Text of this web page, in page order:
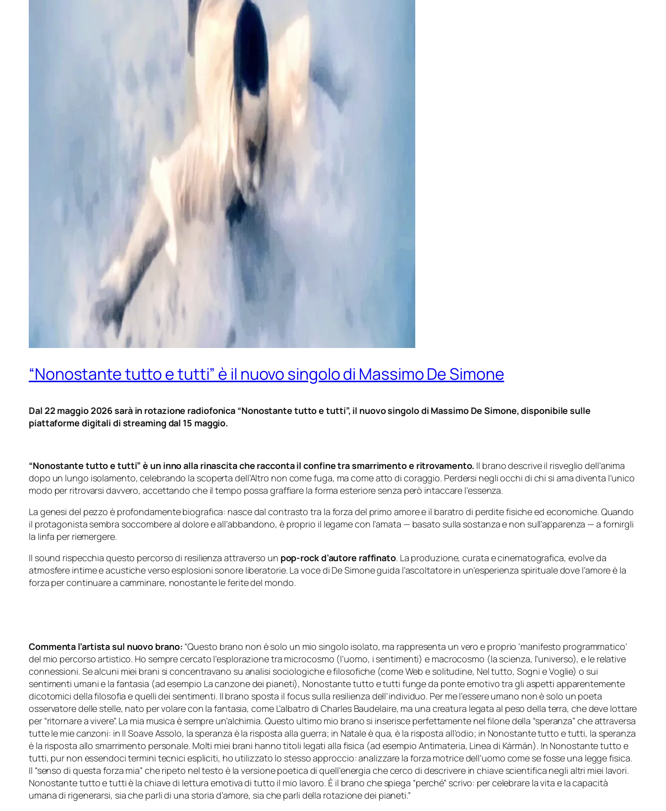
“Nonostante tutto e tutti” è il nuovo singolo di Massimo De Simone
Dal 22 maggio 2026 sarà in rotazione radiofonica “Nonostante tutto e tutti”, il nuovo singolo di Massimo De Simone, disponibile sulle
piattaforme digitali di streaming dal 15 maggio.
“Nonostante tutto e tutti” è un inno alla rinascita che racconta il confine tra smarrimento e ritrovamento. Il brano descrive il risveglio dell’anima
dopo un lungo isolamento, celebrando la scoperta dell’Altro non come fuga, ma come atto di coraggio. Perdersi negli occhi di chi si ama diventa l’unico
modo per ritrovarsi davvero, accettando che il tempo possa graffiare la forma esteriore senza però intaccare l’essenza.
La genesi del pezzo è profondamente biografica: nasce dal contrasto tra la forza del primo amore e il baratro di perdite fisiche ed economiche. Quando
il protagonista sembra soccombere al dolore e all’abbandono, è proprio il legame con l’amata — basato sulla sostanza e non sull’apparenza — a fornirgli
la linfa per riemergere.
Il sound rispecchia questo percorso di resilienza attraverso un pop-rock d’autore raffinato. La produzione, curata e cinematografica, evolve da
atmosfere intime e acustiche verso esplosioni sonore liberatorie. La voce di De Simone guida l’ascoltatore in un’esperienza spirituale dove l’amore è la
forza per continuare a camminare, nonostante le ferite del mondo.
Commenta l’artista sul nuovo brano: “Questo brano non è solo un mio singolo isolato, ma rappresenta un vero e proprio ‘manifesto programmatico’
del mio percorso artistico. Ho sempre cercato l’esplorazione tra microcosmo (l’uomo, i sentimenti) e macrocosmo (la scienza, l’universo), e le relative
connessioni. Se alcuni miei brani si concentravano su analisi sociologiche e filosofiche (come Web e solitudine, Nel tutto, Sogni e Voglie) o sui
sentimenti umani e la fantasia (ad esempio La canzone dei pianeti), Nonostante tutto e tutti funge da ponte emotivo tra gli aspetti apparentemente
dicotomici della filosofia e quelli dei sentimenti. Il brano sposta il focus sulla resilienza dell’individuo. Per me l’essere umano non è solo un poeta
osservatore delle stelle, nato per volare con la fantasia, come L’albatro di Charles Baudelaire, ma una creatura legata al peso della terra, che deve lottare
per “ritornare a vivere”. La mia musica è sempre un’alchimia. Questo ultimo mio brano si inserisce perfettamente nel filone della “speranza” che attraversa
tutte le mie canzoni: in Il Soave Assolo, la speranza è la risposta alla guerra; in Natale è qua, è la risposta all’odio; in Nonostante tutto e tutti, la speranza
è la risposta allo smarrimento personale. Molti miei brani hanno titoli legati alla fisica (ad esempio Antimateria, Linea di Kármán). In Nonostante tutto e
tutti, pur non essendoci termini tecnici espliciti, ho utilizzato lo stesso approccio: analizzare la forza motrice dell’uomo come se fosse una legge fisica.
Il “senso di questa forza mia” che ripeto nel testo è la versione poetica di quell’energia che cerco di descrivere in chiave scientifica negli altri miei lavori.
Nonostante tutto e tutti è la chiave di lettura emotiva di tutto il mio lavoro. È il brano che spiega “perché” scrivo: per celebrare la vita e la capacità
umana di rigenerarsi, sia che parli di una storia d’amore, sia che parli della rotazione dei pianeti.”